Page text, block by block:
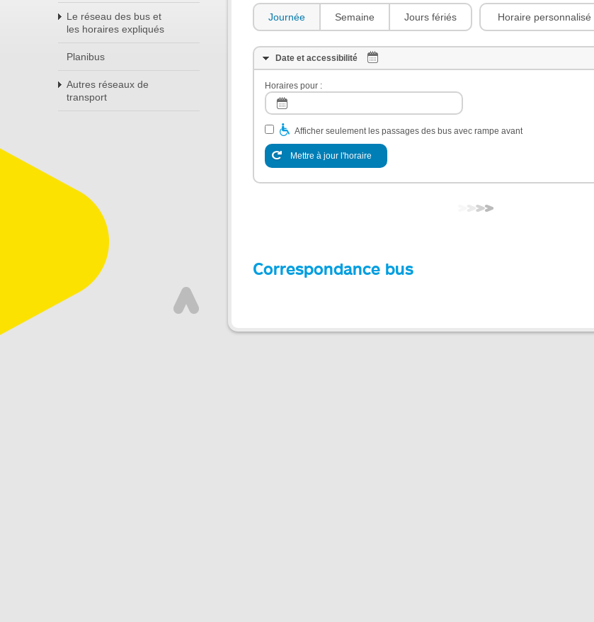
Le réseau des bus et
les horaires expliqués
Planibus
Autres réseaux de
transport
Journée Semaine Jours fériés Horaire personnalisé
Date et accessibilité
Horaires pour :
Afficher seulement les passages des bus avec rampe avant
Mettre à jour l'horaire
Correspondance bus